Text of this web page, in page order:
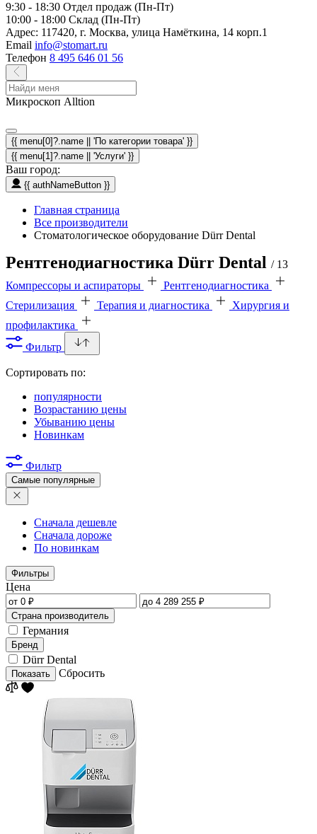
9:30 - 18:30 Отдел продаж (Пн-Пт)
10:00 - 18:00 Склад (Пн-Пт)
Адрес: 117420, г. Москва, улица Намёткина, 14 корп.1
Email info@stomart.ru
Телефон 8 495 646 01 56
Микроскоп Alltion
{{ menu[0]?.name || 'По категории товара' }}
{{ menu[1]?.name || 'Услуги' }}
Ваш город:
{{ authNameButton }}
Главная страница
Все производители
Стоматологическое оборудование Dürr Dental
Рентгенодиагностика Dürr Dental / 13
Компрессоры и аспираторы
Рентгенодиагностика
Стерилизация
Терапия и диагностика
Хирургия и
профилактика
Фильтр
Сортировать по:
популярности
Возрастанию цены
Убыванию цены
Новинкам
Фильтр
Самые популярные
Сначала дешевле
Сначала дороже
По новинкам
Фильтры
Цена
Страна производитель
Германия
Бренд
Dürr Dental
Показать Сбросить